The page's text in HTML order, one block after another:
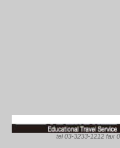
tel 03-3233-1212 fax